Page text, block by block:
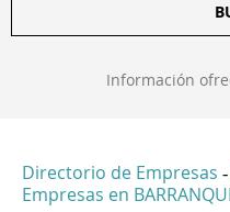
Información
Directorio de Empresas -
Empresas en